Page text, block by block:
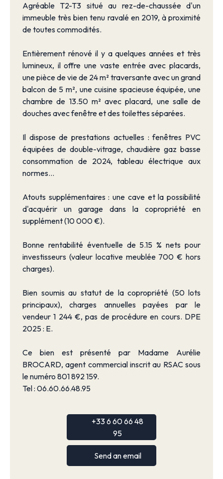
Agréable T2-T3 situé au rez-de-chaussée d'un
immeuble très bien tenu ravalé en 2019, à proximité
de toutes commodités.
Entièrement rénové il y a quelques années et très
lumineux, il offre une vaste entrée avec placards,
une pièce de vie de 24 m² traversante avec un grand
balcon de 5 m², une cuisine spacieuse équipée, une
chambre de 13.50 m² avec placard, une salle de
douches avec fenêtre et des toilettes séparées.
Il dispose de prestations actuelles : fenêtres PVC
équipées de double-vitrage, chaudière gaz basse
consommation de 2024, tableau électrique aux
normes...
Atouts supplémentaires : une cave et la possibilité
d'acquérir un garage dans la copropriété en
supplément (10 000 €).
Bonne rentabilité éventuelle de 5.15 % nets pour
investisseurs (valeur locative meublée 700 € hors
charges).
Bien soumis au statut de la copropriété (50 lots
principaux), charges annuelles payées par le
vendeur 1 244 €, pas de procédure en cours. DPE
2025 : E.
Ce bien est présenté par Madame Aurélie
BROCARD, agent commercial inscrit au RSAC sous
le numéro 801 892 159.
Tel : 06.60.66.48.95
+33 6 60 66 48
95
Send an email